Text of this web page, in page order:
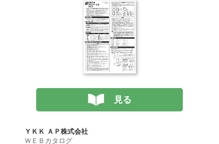
見る
ＹＫＫ ＡＰ株式会社
ＷＥＢカタログ